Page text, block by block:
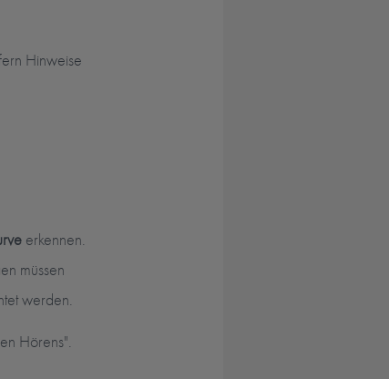
Hinweise
erkennen.
müssen
werden.
Hörens".